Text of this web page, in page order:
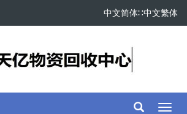
中文繁体
∷
中文简体